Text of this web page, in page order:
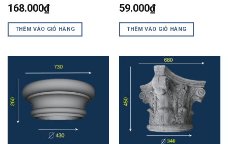
168.000₫
THÊM VÀO GIỎ HÀNG
59.000₫
THÊM VÀO GIỎ HÀNG